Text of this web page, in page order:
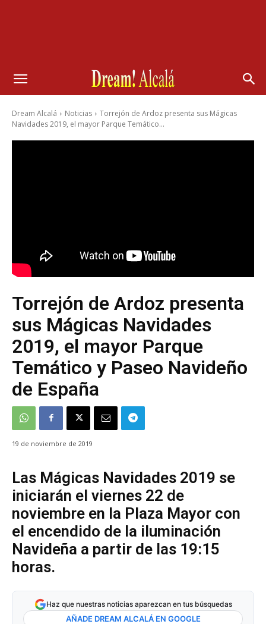
Dream Alcalá Noticias
Torrejón de Ardoz presenta sus Mágicas
Navidades 2019, el mayor Parque Temático...
Torrejón de Ardoz presenta
sus Mágicas Navidades
2019, el mayor Parque
Temático y Paseo Navideño
de España
19 de noviembre de 2019
Las Mágicas Navidades 2019 se
iniciarán el viernes 22 de
noviembre en la Plaza Mayor con
el encendido de la iluminación
Navideña a partir de las 19:15
horas.
Haz que nuestras noticias aparezcan en tus búsquedas
AÑADE DREAM ALCALÁ EN GOOGLE